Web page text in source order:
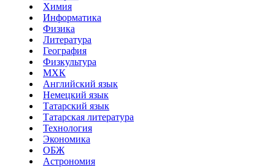
Химия
Информатика
Физика
Литература
География
Физкультура
МХК
Английский язык
Немецкий язык
Татарский язык
Татарская литература
Технология
Экономика
ОБЖ
Астрономия